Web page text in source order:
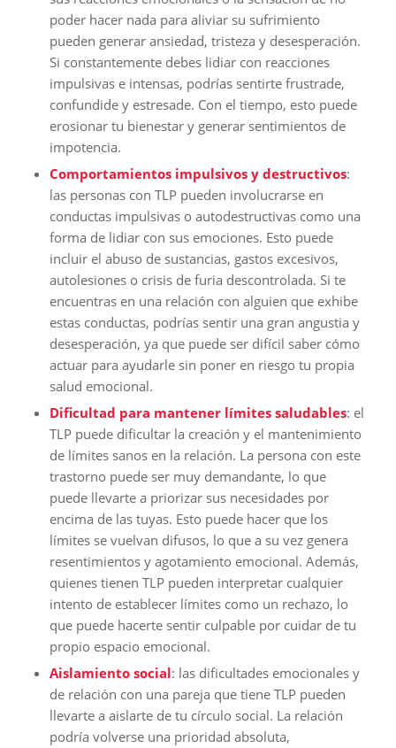
poder hacer nada para aliviar su sufrimiento
pueden generar ansiedad, tristeza y desesperación.
Si constantemente debes lidiar con reacciones
impulsivas e intensas, podrías sentirte frustrade,
confundide y estresade. Con el tiempo, esto puede
erosionar tu bienestar y generar sentimientos de
impotencia.
Comportamientos impulsivos y destructivos:
las personas con TLP pueden involucrarse en
conductas impulsivas o autodestructivas como una
forma de lidiar con sus emociones. Esto puede
incluir el abuso de sustancias, gastos excesivos,
autolesiones o crisis de furia descontrolada. Si te
encuentras en una relación con alguien que exhibe
estas conductas, podrías sentir una gran angustia y
desesperación, ya que puede ser difícil saber cómo
actuar para ayudarle sin poner en riesgo tu propia
salud emocional.
Dificultad para mantener límites saludables: el
TLP puede dificultar la creación y el mantenimiento
de límites sanos en la relación. La persona con este
trastorno puede ser muy demandante, lo que
puede llevarte a priorizar sus necesidades por
encima de las tuyas. Esto puede hacer que los
límites se vuelvan difusos, lo que a su vez genera
resentimientos y agotamiento emocional. Además,
quienes tienen TLP pueden interpretar cualquier
intento de establecer límites como un rechazo, lo
que puede hacerte sentir culpable por cuidar de tu
propio espacio emocional.
Aislamiento social: las dificultades emocionales y
de relación con una pareja que tiene TLP pueden
llevarte a aislarte de tu círculo social. La relación
podría volverse una prioridad absoluta,